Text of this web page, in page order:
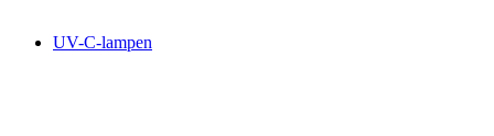
UV-C-lampen